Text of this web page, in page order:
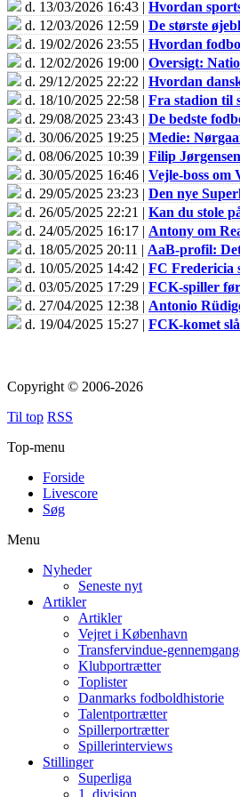
d. 13/03/2026 16:43 | Hvordan
d. 12/03/2026 12:59 | De største
d. 19/02/2026 23:55 | Hvordan
d. 12/02/2026 19:00 | Oversigt:
d. 29/12/2025 22:22 | Hvordan
d. 18/10/2025 22:58 | Fra stadion til
d. 29/08/2025 23:43 | De bedste
d. 30/06/2025 19:25 | Medie:
d. 08/06/2025 10:39 | Filip
d. 30/05/2025 16:46 | Vejle-boss om
d. 29/05/2025 23:23 | Den nye
d. 26/05/2025 22:21 | Kan du stole
d. 24/05/2025 16:17 | Antony om
d. 18/05/2025 20:11 | AaB-profil:
d. 10/05/2025 14:42 | FC Fredericia
d. 03/05/2025 17:29 | FCK-spiller
d. 27/04/2025 12:38 | Antonio
d. 19/04/2025 15:27 | FCK-komet
Copyright © 2006-2026
Til top RSS
Top-menu
Forside
Livescore
Søg
Menu
Nyheder
Seneste nyt
Artikler
Artikler
Vejret i København
Transfervindue-
Klubportrætter
Toplister
Danmarks fodboldhistorie
Talentportrætter
Spillerportrætter
Spillerinterviews
Stillinger
Superliga
1. division